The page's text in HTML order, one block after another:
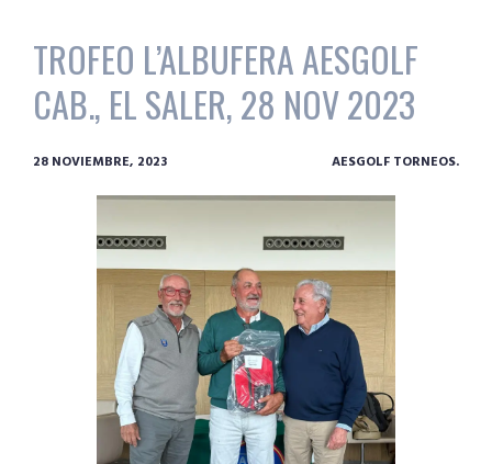
TROFEO L’ALBUFERA AESGOLF
CAB., EL SALER, 28 NOV 2023
28 NOVIEMBRE, 2023 AESGOLF TORNEOS.